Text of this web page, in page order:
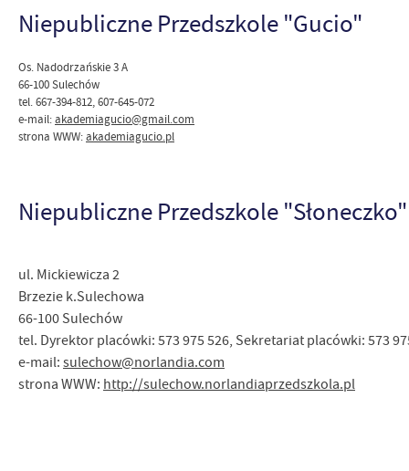
Niepubliczne Przedszkole "Gucio"
Os. Nadodrzańskie 3 A
66-100 Sulechów
tel. 667-394-812, 607-645-072
e-mail:akademiagucio@gmail.com
strona WWW:akademiagucio.pl
Niepubliczne Przedszkole
ul. Mickiewicza 2
Brzezie k.Sulechowa
66-100 Sulechów
tel. Dyrektor placówki: 573 975 526, Sekretariat placówki: 573
e-mail: sulechow@norlandia.com
strona WWW: http://sulechow.norlandiaprzedszkola.pl